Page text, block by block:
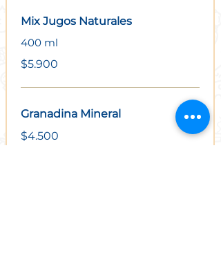
Mix Jugos Naturales
400 ml
$5.900
Granadina Mineral
$4.500